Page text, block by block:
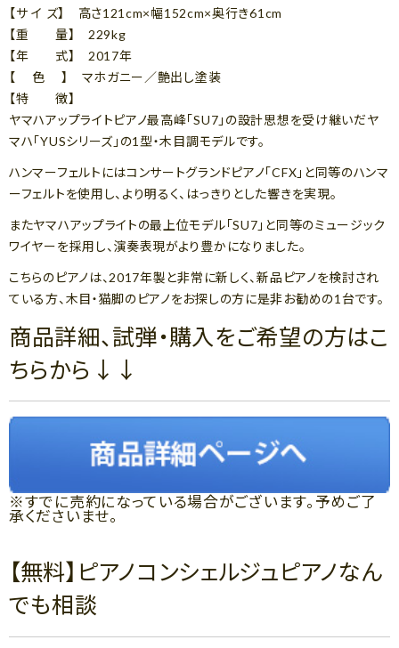
【サ イ ズ】 高さ121cm×幅152cm×奥行き61cm
【重 量】 229kg
【年 式】 2017年
【 色 】 マホガニー／艶出し塗装
【特 徴】
ヤマハアップライトピアノ最高峰「SU7」の設計思想を受け継いだヤ
マハ「YUSシリーズ」の1型・木目調モデルです。
ハンマーフェルトにはコンサートグランドピアノ「CFX」と同等のハンマ
ーフェルトを使用し、より明るく、はっきりとした響きを実現。
またヤマハアップライトの最上位モデル「SU7」と同等のミュージック
ワイヤーを採用し、演奏表現がより豊かになりました。
こちらのピアノは、2017年製と非常に新しく、新品ピアノを検討され
ている方、木目・猫脚のピアノをお探しの方に是非お勧めの1台です。
商品詳細、試弾・購入をご希望の方はこ
ちらから↓↓
※すでに売約になっている場合がございます。予めご了
承くださいませ。
【無料】ピアノコンシェルジュピアノなん
でも相談